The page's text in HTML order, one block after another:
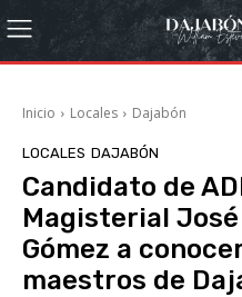
Inicio Locales Dajabón
LOCALES DAJABÓN
Candidato de
Magisterial
Gómez a
maestros de